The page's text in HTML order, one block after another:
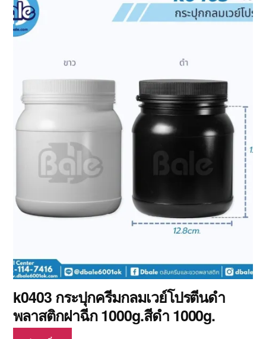
k0403 กระปุกครีมกลมเวย์โปรตีนดำ
พลาสติกฝาฉีก 1000g.สีดำ 1000g.